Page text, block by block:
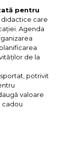
pentru
care
Agenda
de la
potrivit
valoare
cadou